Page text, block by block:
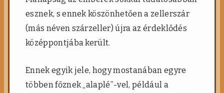
esznek, s ennek köszönhetően a zellerszár
(más néven szárzeller) újra az érdeklődés
középpontjába került.
Ennek egyik jele, hogy mostanában egyre
többen főznek „alaplé”-vel, például a